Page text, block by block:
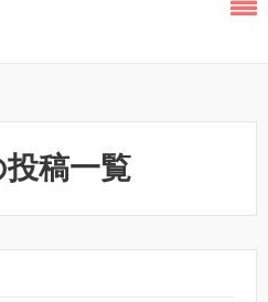
稿一覧